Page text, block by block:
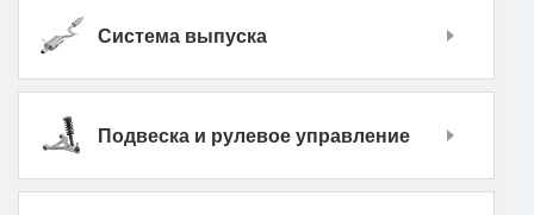
Система выпуска
Подвеска и рулевое управление